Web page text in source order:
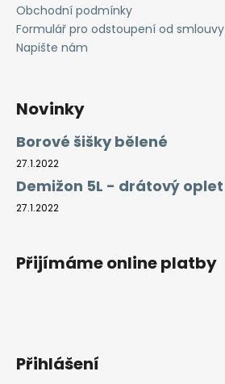
Obchodní podmínky
Formulář pro odstoupení od smlouvy
Napište nám
Novinky
Borové šišky bělené
27.1.2022
Demižon 5L - drátový oplet
27.1.2022
Přijímáme online platby
Přihlášení